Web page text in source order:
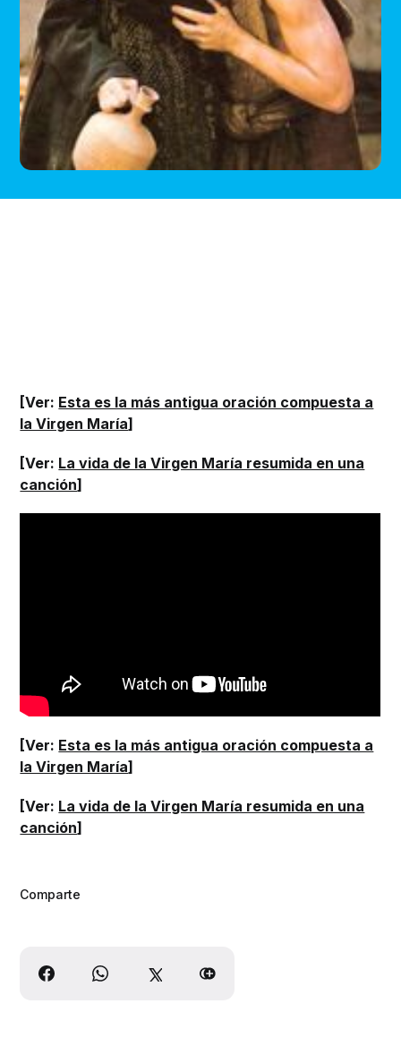
[Ver: Esta es la más antigua oración compuesta a
la Virgen María]
[Ver: La vida de la Virgen María resumida en una
canción]
[Ver: Esta es la más antigua oración compuesta a
la Virgen María]
[Ver: La vida de la Virgen María resumida en una
canción]
Comparte